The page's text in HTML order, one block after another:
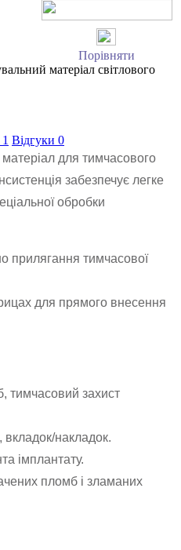
Порівняти
матеріал світлового
1 Відгуки 0
для тимчасового
забезпечує легке
обробки
прилягання тимчасової
для прямого внесення
тимчасовий захист
вкладок/накладок.
імплантату.
пломб і зламаних